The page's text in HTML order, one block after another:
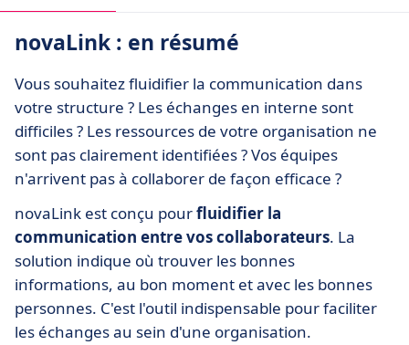
novaLink : en résumé
Vous souhaitez fluidifier la communication dans
votre structure ? Les échanges en interne sont
difficiles ? Les ressources de votre organisation ne
sont pas clairement identifiées ? Vos équipes
n'arrivent pas à collaborer de façon efficace ?
novaLink est conçu pourfluidifier la
communication entre vos collaborateurs. La
solution indique où trouver les bonnes
informations, au bon moment et avec les bonnes
personnes. C'est l'outil indispensable pour faciliter
les échanges au sein d'une organisation.